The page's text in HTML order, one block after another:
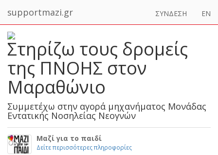
supportmazi.gr ΣΥΝΔΕΣΗ EN
Στηρίζω τους δρομείς
της ΠΝΟΗΣ στον
Μαραθώνιο
Συμμετέχω στην αγορά μηχανήματος Μονάδας
Εντατικής Νοσηλείας Νεογνών
Μαζί για το παιδί
Δείτε περισσότερες πληροφορίες